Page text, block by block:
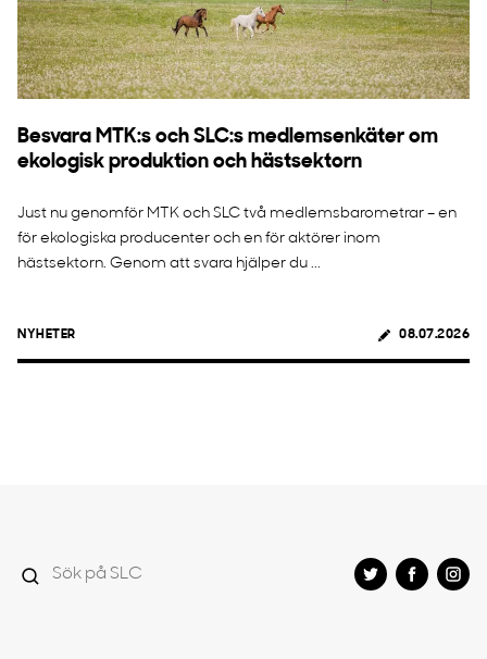
Besvara MTK:s och SLC:s medlemsenkäter om
ekologisk produktion och hästsektorn
Just nu genomför MTK och SLC två medlemsbarometrar – en
för ekologiska producenter och en för aktörer inom
hästsektorn. Genom att svara hjälper du ...
NYHETER 08.07.2026